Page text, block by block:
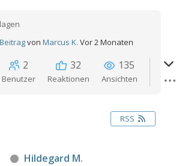
von Marcus K. Vor 2 Monaten
2
Benutzer
32
Reaktionen
135
Ansichten
RSS
Hildegard M.